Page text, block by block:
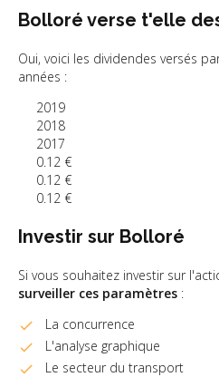
Bolloré verse t'elle
Oui, voici les dividendes versés
années :
2019
2018
2017
0.12 €
0.12 €
0.12 €
Investir sur Bolloré
Si vous souhaitez investir sur
surveiller ces paramètres :
La concurrence
L'analyse graphique
Le secteur du transport